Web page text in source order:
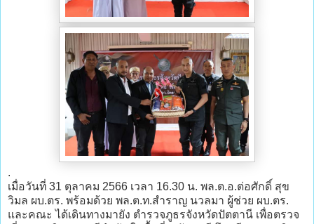
.
เมื่อวันที่ 31 ตุลาคม 2566 เวลา 16.30 น. พล.ต.อ.ต่อศักดิ์ สุข
วิมล ผบ.ตร. พร้อมด้วย พล.ต.ท.สำราญ นวลมา ผู้ช่วย ผบ.ตร.
และคณะ ได้เดินทางมายัง ตำรวจภูธรจังหวัดปัตตานี เพื่อตรวจ